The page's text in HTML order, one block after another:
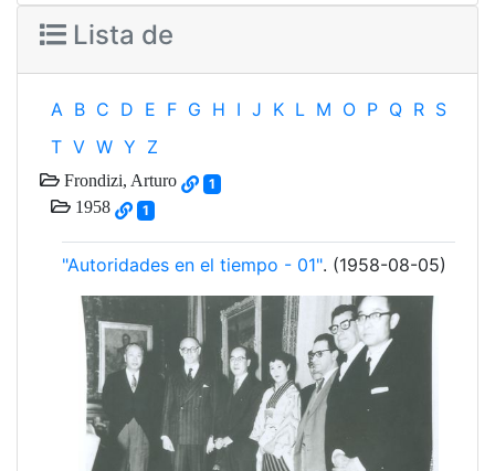
Lista de
A B C D E F G H I J K L M O P Q R S
T V W Y Z
Frondizi, Arturo 1
1958 1
"Autoridades en el tiempo - 01". (1958-08-05)